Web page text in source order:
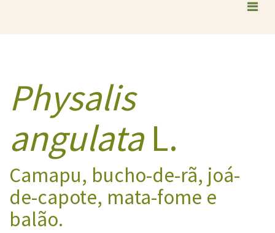
Physalis
angulata L.
Camapu, bucho-de-rã, joá-
de-capote, mata-fome e
balão.